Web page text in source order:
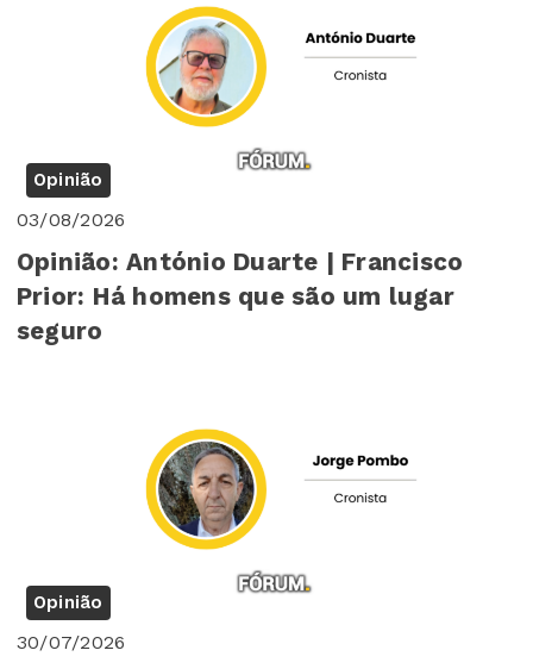
Opinião
03/08/2026
Opinião: António Duarte | Francisco
Prior: Há homens que são um lugar
seguro
Opinião
30/07/2026